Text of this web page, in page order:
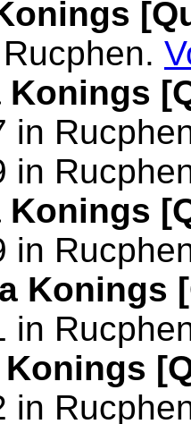
Rucphen.
in
in
in
Konings
in
in